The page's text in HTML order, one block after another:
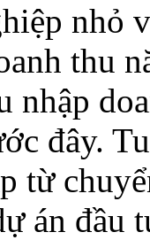
nhỏ
thu
nhập
đây.
từ
án đầu